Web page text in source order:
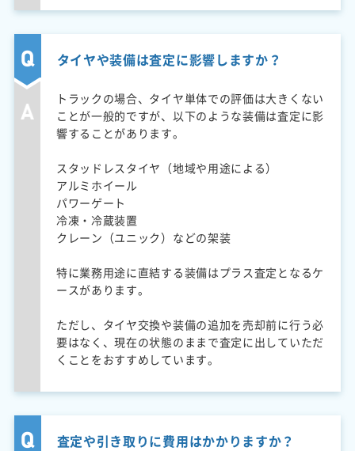
タイヤや装備は査定に影響しますか？
トラックの場合、タイヤ単体での評価は大きくない
ことが一般的ですが、以下のような装備は査定に影
響することがあります。
スタッドレスタイヤ（地域や用途による）
アルミホイール
パワーゲート
冷凍・冷蔵装置
クレーン（ユニック）などの架装
特に業務用途に直結する装備はプラス査定となるケ
ースがあります。
ただし、タイヤ交換や装備の追加を売却前に行う必
要はなく、現在の状態のままで査定に出していただ
くことをおすすめしています。
査定や引き取りに費用はかかりますか？